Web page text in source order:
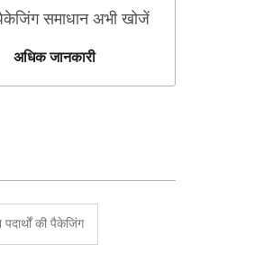
समाधान अभी खोजें
अधिक जानकारी
की पैकेजिंग